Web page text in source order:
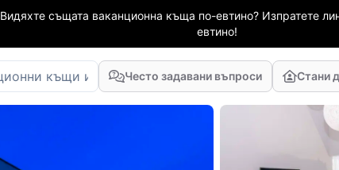
Видяхте същата ваканционна къща по-евтино? Изпратете
евтино!
Често задавани въпроси Стани